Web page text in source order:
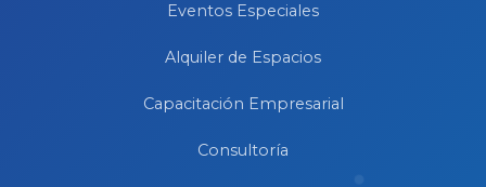
Eventos Especiales
Alquiler de Espacios
Capacitación Empresarial
Consultoría